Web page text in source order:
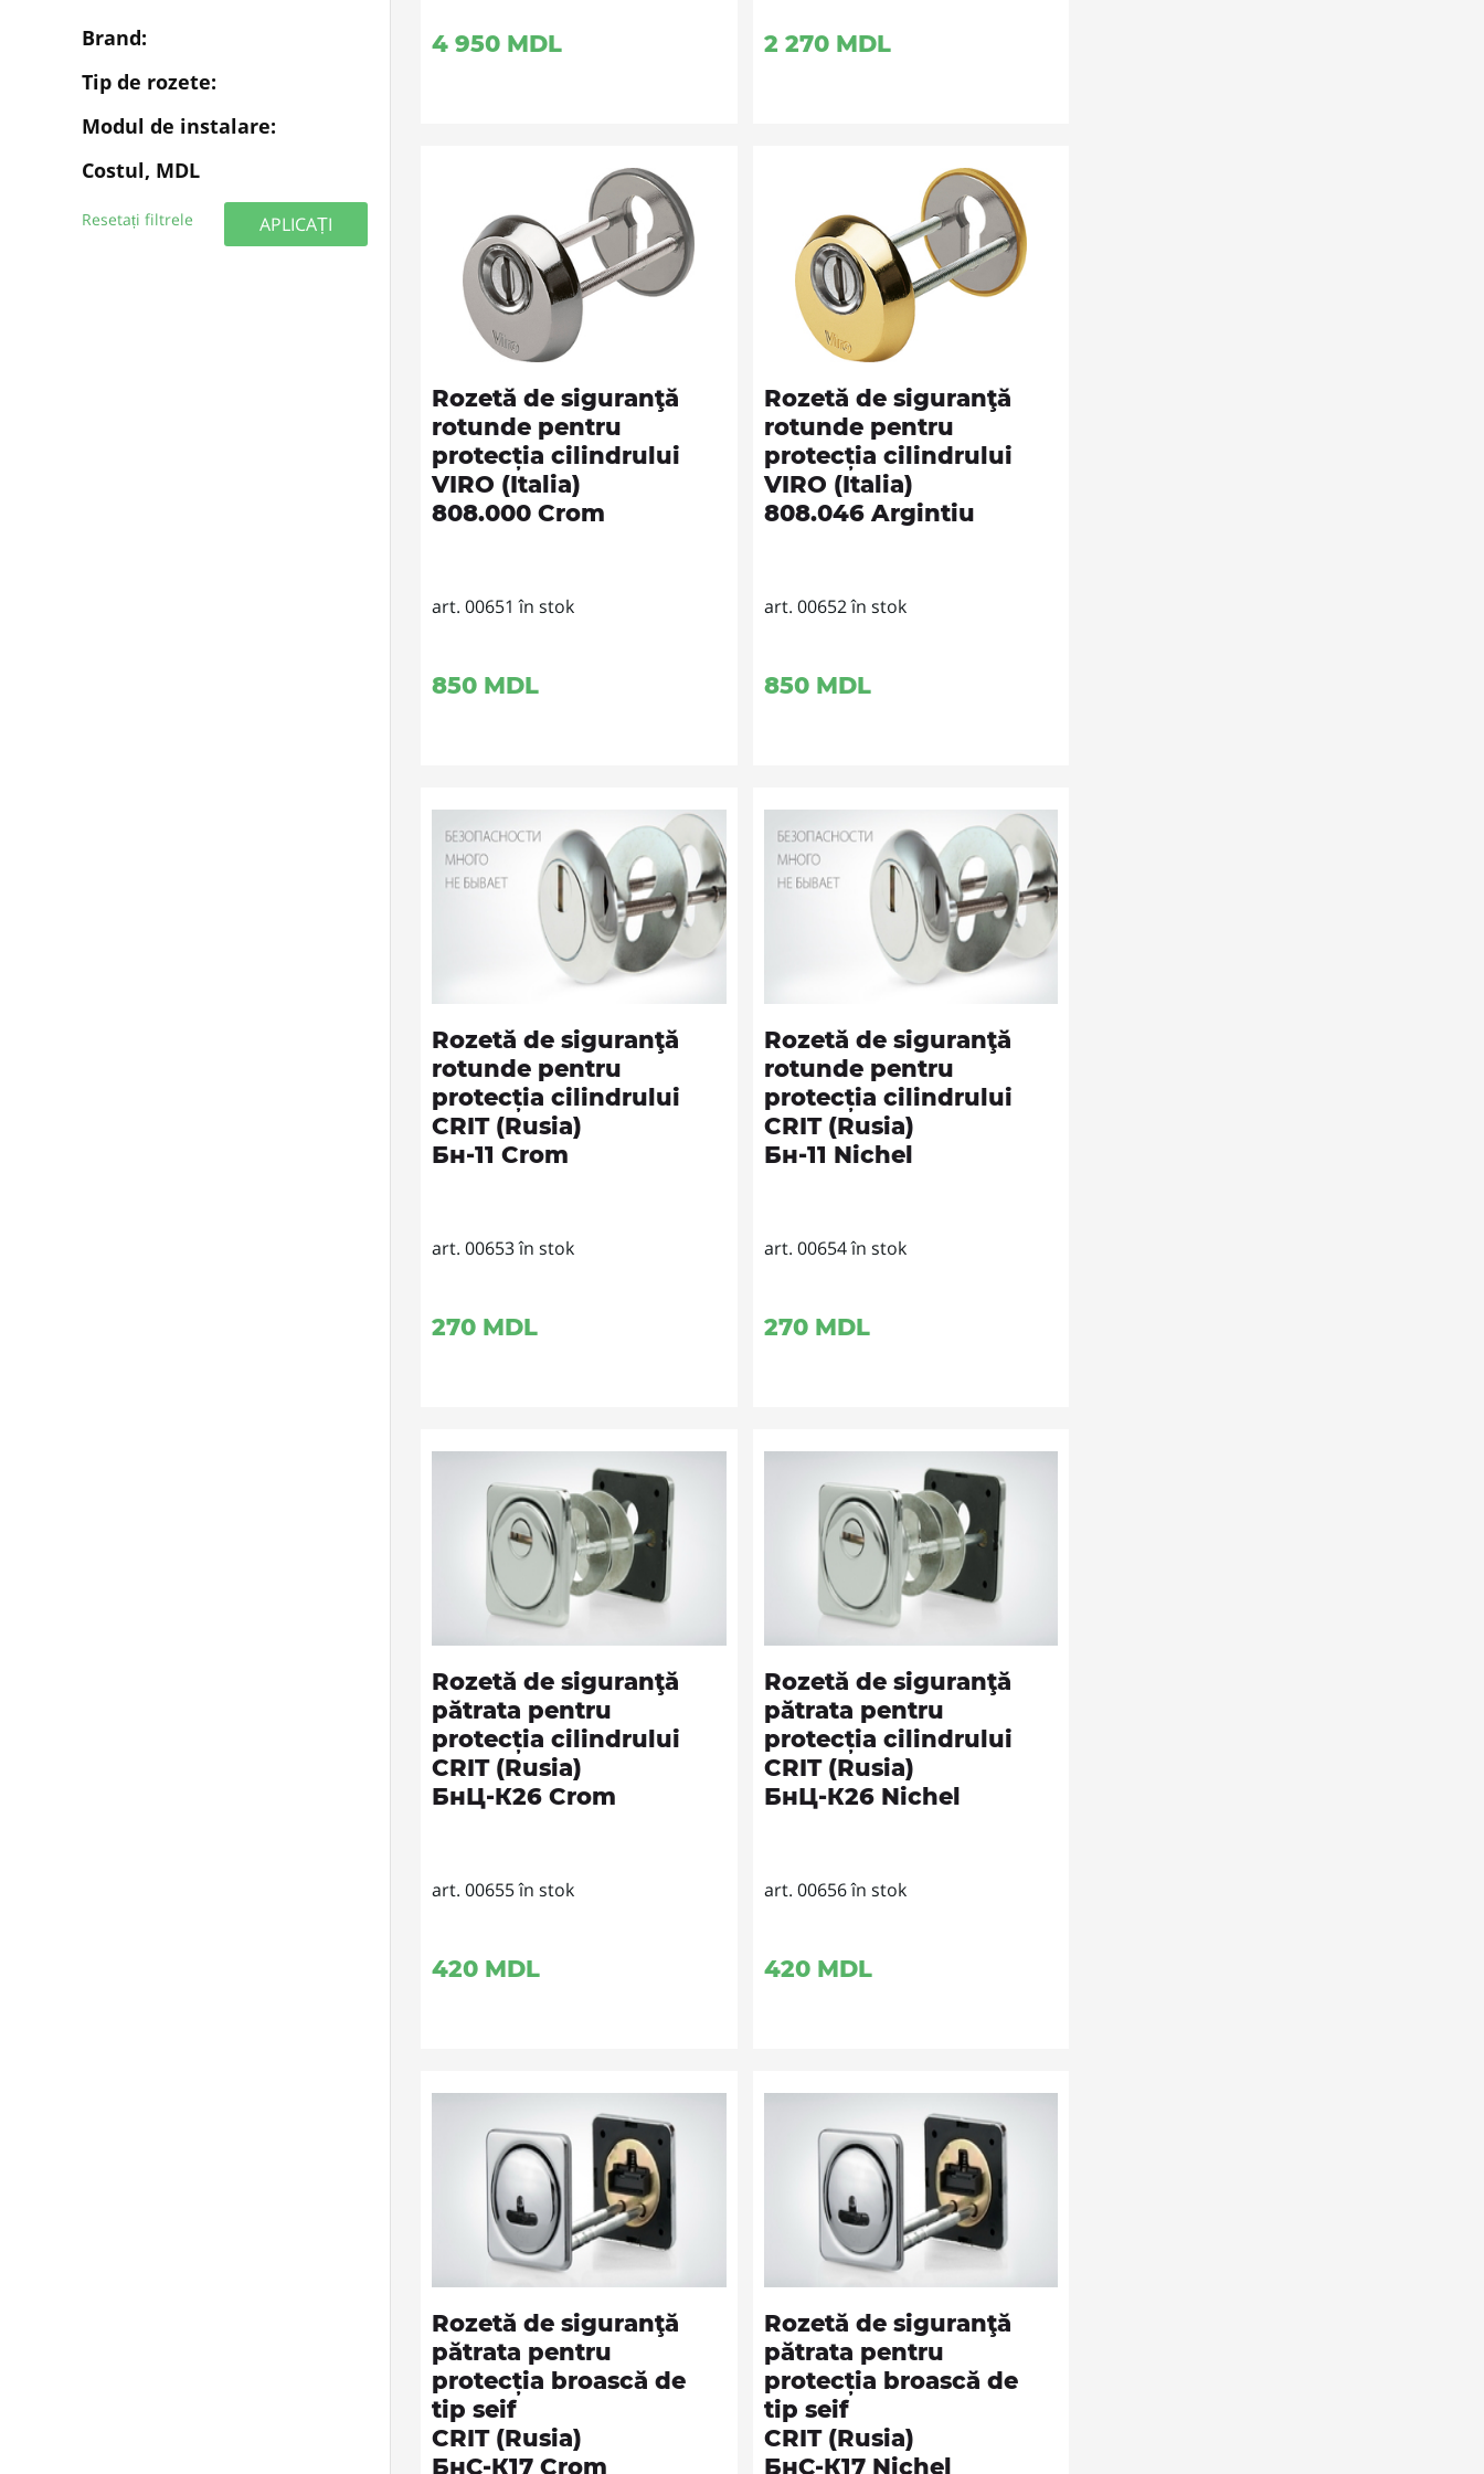
Casete bancare de valori
motorete, motociclete
Brand:
ROSTEX
DISEC
VIRO
CRIT
Tip de rozete:
pentru eurocilindri
de tip seif
Modul de instalare:
îngropat
aplicat
Costul, MDL
Resetați filtrele APLICAȚI
4 950MDL 2 270MDL
Rozetă de siguranţă
rotunde pentru
protecția cilindrului
VIRO (Italia)
808.000 Crom
art. 00651 în stok
850MDL
Rozetă de siguranţă
rotunde pentru
protecția cilindrului
VIRO (Italia)
808.046 Argintiu
art. 00652 în stok
850MDL
Rozetă de siguranţă
rotunde pentru
protecția cilindrului
CRIT (Rusia)
Бн-11 Crom
art. 00653 în stok
270MDL
Rozetă de siguranţă
rotunde pentru
protecția cilindrului
CRIT (Rusia)
Бн-11 Nichel
art. 00654 în stok
270MDL
Rozetă de siguranţă
pătrata pentru
protecția cilindrului
CRIT (Rusia)
БнЦ-К26 Crom
art. 00655 în stok
420MDL
Rozetă de siguranţă
pătrata pentru
protecția cilindrului
CRIT (Rusia)
БнЦ-К26 Nichel
art. 00656 în stok
420MDL
Rozetă de siguranţă
pătrata pentru
protecția broască de
tip seif
CRIT (Rusia)
БнС-К17 Crom
Rozetă de siguranţă
pătrata pentru
protecția broască de
tip seif
CRIT (Rusia)
БнС-К17 Nichel